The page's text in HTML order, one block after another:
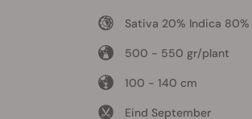
Sativa 20% Indica 80%
500 - 550 gr/plant
100 - 140 cm
Eind September